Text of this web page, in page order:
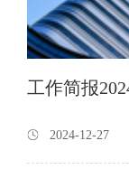
工作简报
2024-12-27